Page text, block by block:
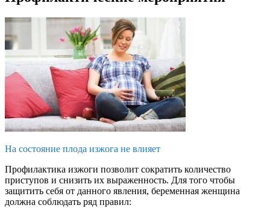
На состояние плода изжога не влияет
Профилактика изжоги позволит сократить количество
приступов и снизить их выраженность. Для того чтобы
защитить себя от данного явления, беременная женщина
должна соблюдать ряд правил: